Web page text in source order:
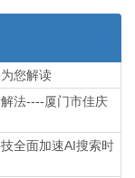
您解读
法----厦门市佳庆
全面加速AI搜索时